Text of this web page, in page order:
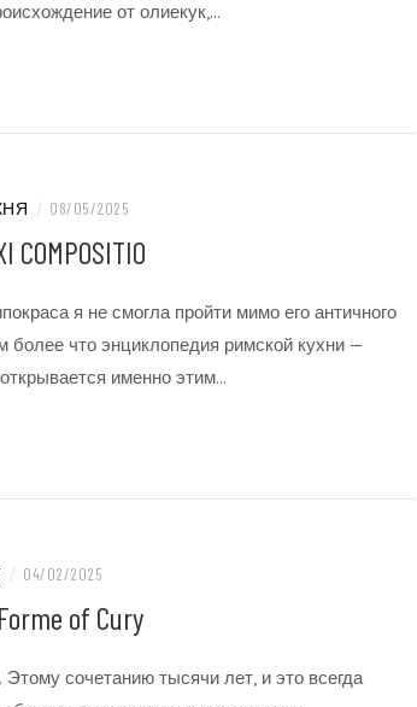
от олиекук,…
/ 08/05/2025
COMPOSITIO
я не смогла пройти мимо его античного
более что энциклопедия римской кухни —
именно этим…
/ 04/02/2025
of Cury
сочетанию тысячи лет, и это всегда